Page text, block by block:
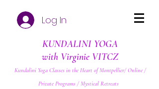
Log In
KUNDALINI YOGA
with Virginie VITCZ
Kundalini Yoga Classes in the Heart of Montpellier/ Online /
Private Programs / Mystical Retreats